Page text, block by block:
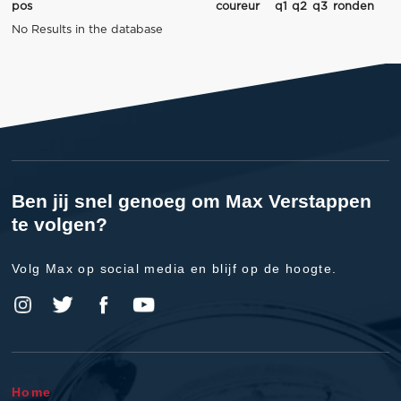
pos coureur q1 q2 q3 ronden
No Results in the database
Ben jij snel genoeg om Max Verstappen
te volgen?
Volg Max op social media en blijf op de hoogte.
Home